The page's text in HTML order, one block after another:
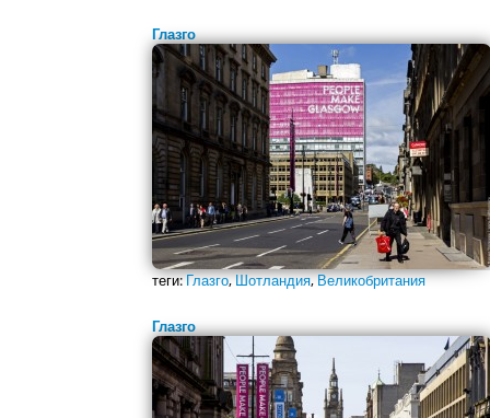
Глазго
теги:Глазго,Шотландия,Великобритания
Глазго